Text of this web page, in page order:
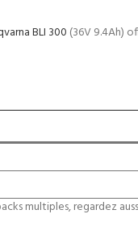
BLI 300 (36V 9.4Ah)
multiples, regardez